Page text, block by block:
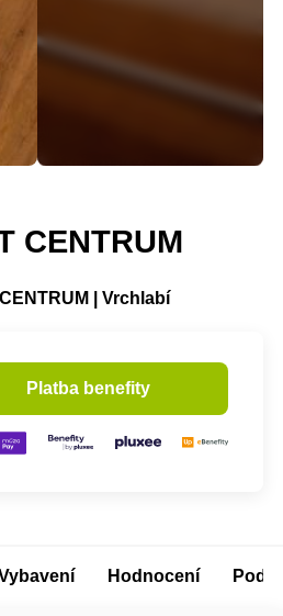
CENTRUM
| Vrchlabí
Platba benefity
Hodnocení